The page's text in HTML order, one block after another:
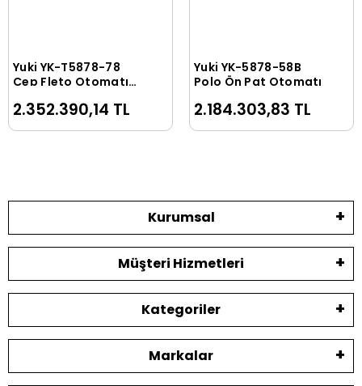
Sepete Ekle
Yuki YK-T5878-78
Cep Fleto Otomatı
2.352.390,14 TL
Sepete Ekle
Yuki YK-5878-58B
Polo Ön Pat Otomatı
2.184.303,83 TL
Kurumsal
Müşteri Hizmetleri
Kategoriler
Markalar